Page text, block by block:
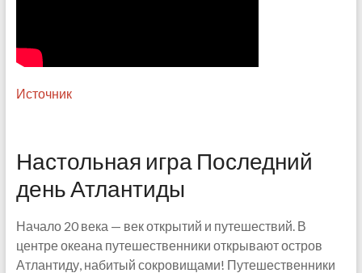
Источник
Настольная игра Последний
день Атлантиды
Начало 20 века — век открытий и путешествий. В
центре океана путешественники открывают остров
Атлантиду, набитый сокровищами! Путешественники